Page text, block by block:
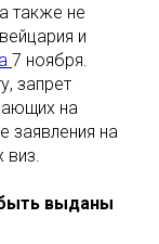
также не
и
7 ноября.
запрет
на
заявления на
выданы